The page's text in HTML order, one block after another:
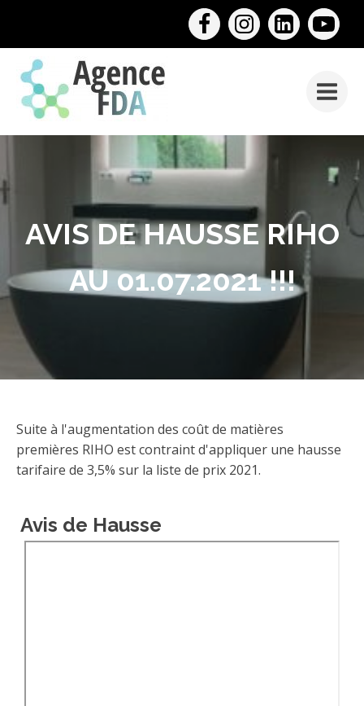
AVIS DE HAUSSE RIHO
AU 01.07.2021 !!!
Suite à l'augmentation des coût de matières
premières RIHO est contraint d'appliquer une hausse
tarifaire de 3,5% sur la liste de prix 2021.
Avis de Hausse